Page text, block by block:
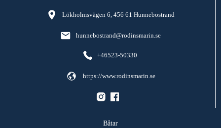
Lökholmsvägen 6, 456 61 Hunnebostrand
hunnebostrand@rodinsmarin.se
+46523-50330
https://www.rodinsmarin.se
Båtar